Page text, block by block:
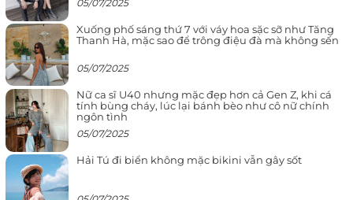
05/07/2025
Xuống phố sáng thứ 7 với váy hoa sặc sỡ như Tăng
Thanh Hà, mặc sao để trông điệu đà mà không sến
05/07/2025
Nữ ca sĩ U40 nhưng mặc đẹp hơn cả Gen Z, khi cá
tính bùng cháy, lúc lại bánh bèo như cô nữ chính
ngôn tình
05/07/2025
Hải Tú đi biển không mặc bikini vẫn gây sốt